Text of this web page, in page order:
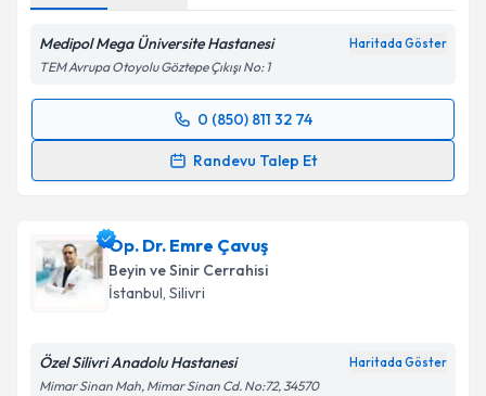
Metni'ni okudum ve kişisel verilerimin belirtilen
kapsamda işlenmesini kabul ediyorum.
Takvim Talebini Gönder
Medipol Mega Üniversite Hastanesi Haritada Göster
TEM Avrupa Otoyolu Göztepe Çıkışı No: 1
0 (850) 811 32 74
Randevu Talep Et
Randevu Takvimi Talebi
takvim hazırlandığında e-posta ile bilgilendireceğiz.
E-posta Adresiniz
Op. Dr. Emre Çavuş
Beyin ve Sinir Cerrahisi
İstanbul, Silivri
Özel Silivri Anadolu Hastanesi Haritada Göster
Mimar Sinan Mah, Mimar Sinan Cd. No:72, 34570